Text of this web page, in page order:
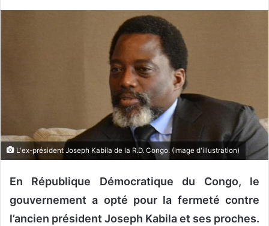
e
r
u
n
c
o
r
r
e
l
L'ex-président Joseph Kabila de la R.D. Congo. (Image d'illustration)
En République Démocratique du Congo, le
gouvernement a opté pour la fermeté contre
l’ancien président Joseph Kabila et ses proches.